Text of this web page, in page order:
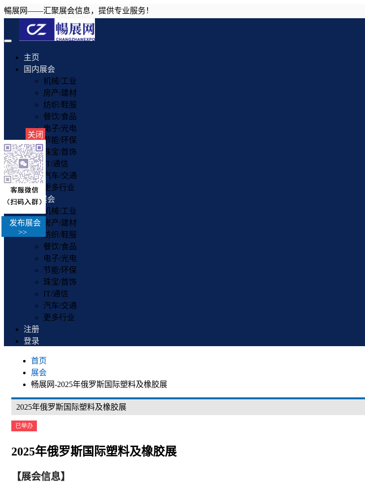
暢展网——汇聚展会信息，提供专业服务！
Toggle
navigation
主页
国内展会
机械/工业
房产/建材
纺织/鞋服
餐饮/食品
电子/光电
节能/环保
珠宝/首饰
IT/通信
汽车/交通
更多行业
国外展会
机械/工业
房产/建材
纺织/鞋服
餐饮/食品
电子/光电
节能/环保
珠宝/首饰
IT/通信
汽车/交通
更多行业
注册
登录
首页
展会
畅展网-2025年俄罗斯国际塑料及橡胶展
2025年俄罗斯国际塑料及橡胶展
已举办
2025年俄罗斯国际塑料及橡胶展
【展会信息】
关闭
发布展会
>>